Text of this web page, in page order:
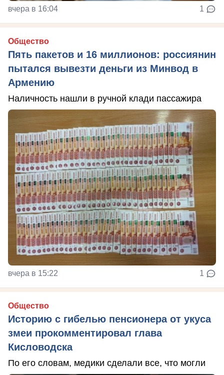
вчера в 16:04 1
Общество
Пять пакетов и 16 миллионов: россиянин
пытался вывезти деньги из Минвод в
Армению
Наличность нашли в ручной клади пассажира
вчера в 15:22 1
Общество
Историю с гибелью пенсионера от укуса
змеи прокомментировал глава
Кисловодска
По его словам, медики сделали все, что могли